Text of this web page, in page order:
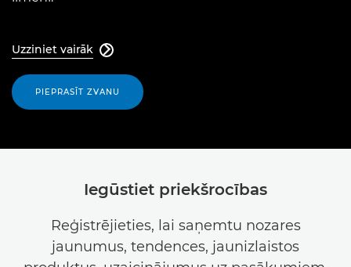
Uzziniet vairāk 
PIEPRASĪT ZVANU
Iegūstiet priekšrocības
Reģistrējieties, lai saņemtu nozares
jaunumus, tendences, jaunizlaistos